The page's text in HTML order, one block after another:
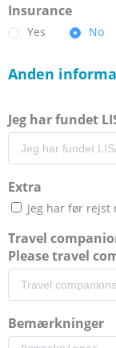
Insurance
Yes No
Anden
Jeg har fundet
Extra
Jeg har før rejst
Travel
Please travel
Bemærkninger